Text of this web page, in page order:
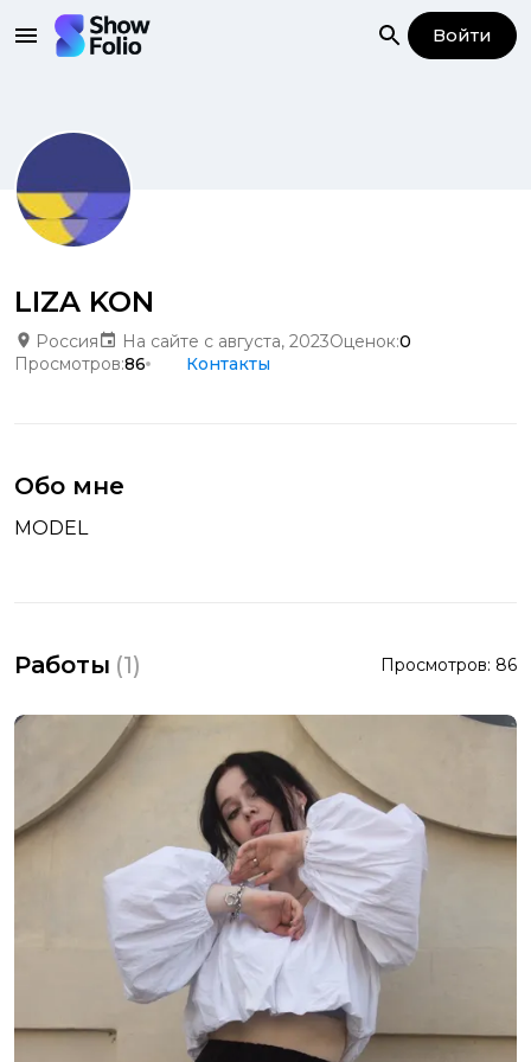
Войти
LIZA KON
Россия На сайте с августа, 2023Оценок:0
Просмотров:86 Контакты
Обо мне
MODEL
Работы (1) Просмотров: 86